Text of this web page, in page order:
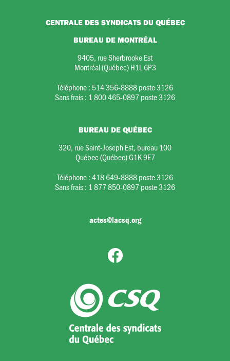
CENTRALE DES SYNDICATS DU QUÉBEC
BUREAU DE MONTRÉAL
9405, rue Sherbrooke Est
Montréal (Québec) H1L 6P3
Téléphone : 514 356-8888 poste 3126
Sans frais : 1 800 465-0897 poste 3126
BUREAU DE QUÉBEC
320, rue Saint-Joseph Est, bureau 100
Québec (Québec) G1K 9E7
Téléphone :418 649-8888 poste 3126
Sans frais : 1 877 850-0897 poste 3126
actes@lacsq.org